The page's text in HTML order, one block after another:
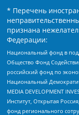
* Перечень
признана
Федерации:
Национальный фонд в
Общество Фонд
российский фонд по
Национальный
MEDIA DEVELOPMENT
Институт, Открытая
фонд регионального